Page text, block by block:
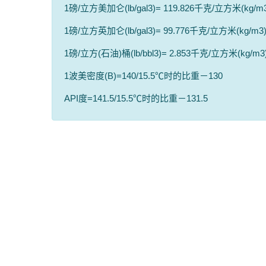
1磅/立方美加仑(lb/gal3)= 119.826千克/立方米(kg/
1磅/立方英加仑(lb/gal3)= 99.776千克/立方米(kg/m3)
1磅/立方(石油)桶(lb/bbl3)= 2.853千克/立方米(kg/
1波美密度(B)=140/15.5℃时的比重－130
API度=141.5/15.5℃时的比重－131.5